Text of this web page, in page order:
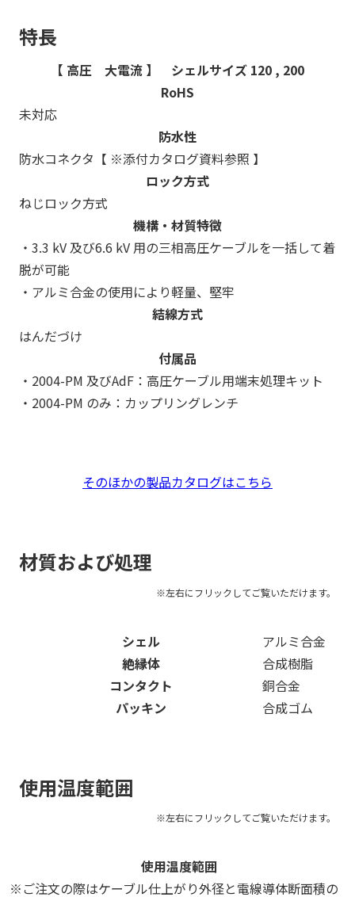
特長
【 高圧 大電流 】 シェルサイズ 120 , 200
RoHS
未対応
防水性
防水コネクタ【 ※添付カタログ資料参照 】
ロック方式
ねじロック方式
機構・材質特徴
・3.3 kV 及び6.6 kV 用の三相高圧ケーブルを一括して着
脱が可能
・アルミ合金の使用により軽量、堅牢
結線方式
はんだづけ
付属品
・2004-PM 及びAdF：高圧ケーブル用端末処理キット
・2004-PM のみ：カップリングレンチ
そのほかの製品カタログはこちら
材質および処理
シェル
アルミ合金
絶縁体
合成樹脂
コンタクト
銅合金
パッキン
合成ゴム
使用温度範囲
使用温度範囲
※ご注文の際はケーブル仕上がり外径と電線導体断面積の